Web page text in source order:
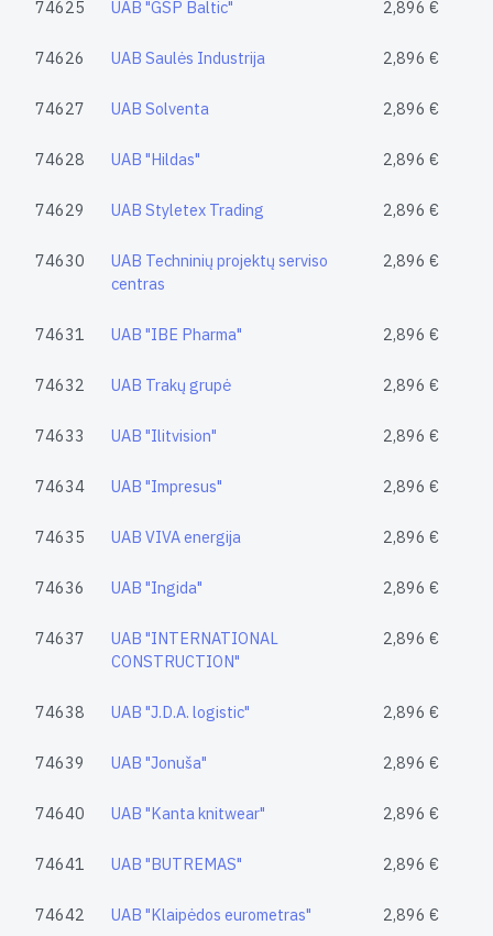
74625 UAB "GSP Baltic" 2,896 €
74626 UAB Saulės Industrija 2,896 €
74627 UAB Solventa 2,896 €
74628 UAB "Hildas" 2,896 €
74629 UAB Styletex Trading 2,896 €
74630
UAB Techninių projektų serviso
centras
2,896 €
74631 UAB "IBE Pharma" 2,896 €
74632 UAB Trakų grupė 2,896 €
74633 UAB "Ilitvision" 2,896 €
74634 UAB "Impresus" 2,896 €
74635 UAB VIVA energija 2,896 €
74636 UAB "Ingida" 2,896 €
74637
UAB "INTERNATIONAL
CONSTRUCTION"
2,896 €
74638 UAB "J.D.A. logistic" 2,896 €
74639 UAB "Jonuša" 2,896 €
74640 UAB "Kanta knitwear" 2,896 €
74641 UAB "BUTREMAS" 2,896 €
74642 UAB "Klaipėdos eurometras" 2,896 €